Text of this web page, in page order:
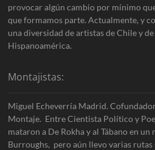
provocar algún cambio por mínimo
que formamos parte. Actualmente, y
una diversidad de artistas de Chile y
Hispanoamérica.
Montajistas:
Miguel Echeverría Madrid.
Montaje. Entre Cientista Político y
mataron a De Rokha y al Tábano en un
Burroughs, pero aún llevo varias rutas